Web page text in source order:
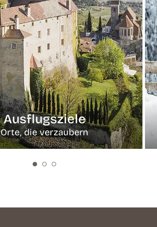
Ausflugsziele
Orte, die verzaubern